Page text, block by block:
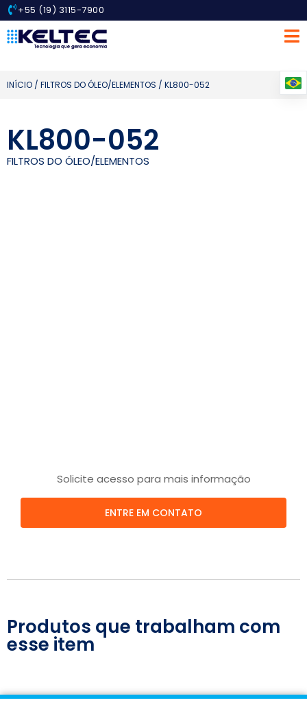
+55 (19) 3115-7900
INÍCIO / FILTROS DO ÓLEO/ELEMENTOS / KL800-052
KL800-052
FILTROS DO ÓLEO/ELEMENTOS
Solicite acesso para mais informação
ENTRE EM CONTATO
Produtos que trabalham com
esse item